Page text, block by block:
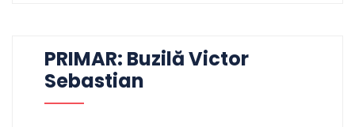
PRIMAR: Buzilă Victor
Sebastian